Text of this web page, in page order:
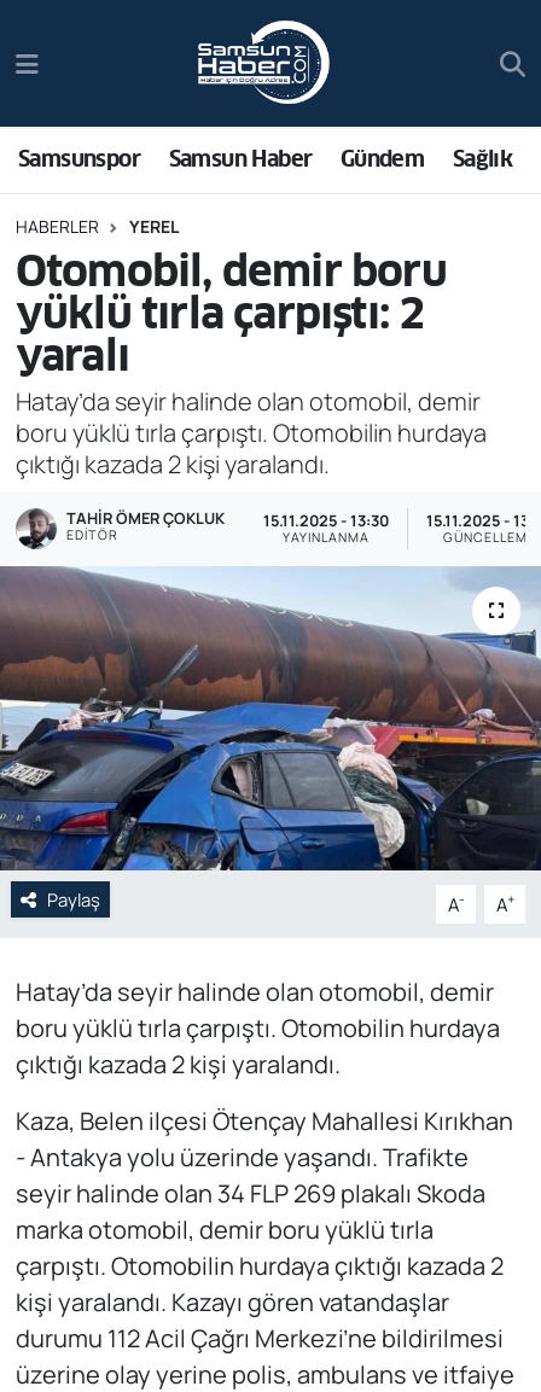
Samsunspor Samsun Haber Gündem Sağlık
HABERLER YEREL
Otomobil, demir boru
yüklü tırla çarpıştı: 2
yaralı
Hatay’da seyir halinde olan otomobil, demir
boru yüklü tırla çarpıştı. Otomobilin hurdaya
çıktığı kazada 2 kişi yaralandı.
TAHIR ÖMER ÇOKLUK
EDITÖR
15.11.2025 - 13:30
YAYINLANMA
15.11.2025 -
GÜNCELLEME
Paylaş A- A+
Hatay’da seyir halinde olan otomobil, demir
boru yüklü tırla çarpıştı. Otomobilin hurdaya
çıktığı kazada 2 kişi yaralandı.
Kaza, Belen ilçesi Ötençay Mahallesi Kırıkhan
- Antakya yolu üzerinde yaşandı. Trafikte
seyir halinde olan 34 FLP 269 plakalı Skoda
marka otomobil, demir boru yüklü tırla
çarpıştı. Otomobilin hurdaya çıktığı kazada 2
kişi yaralandı. Kazayı gören vatandaşlar
durumu 112 Acil Çağrı Merkezi’ne bildirilmesi
üzerine olay yerine polis, ambulans ve itfaiye
Samsun Haber
Sağlık
Asayiş
Bilim ve Teknoloji
Bölge
Dünya
Ekonomi
Genel
Gündem
Özel Haber
POLİTİKA
Siyaset
Spor
Yerel
Trafik Durumu
Süper Lig Puan Durumu ve Fikstür
Tüm Manşetler
Son Dakika Haberleri
Haber Arşivi